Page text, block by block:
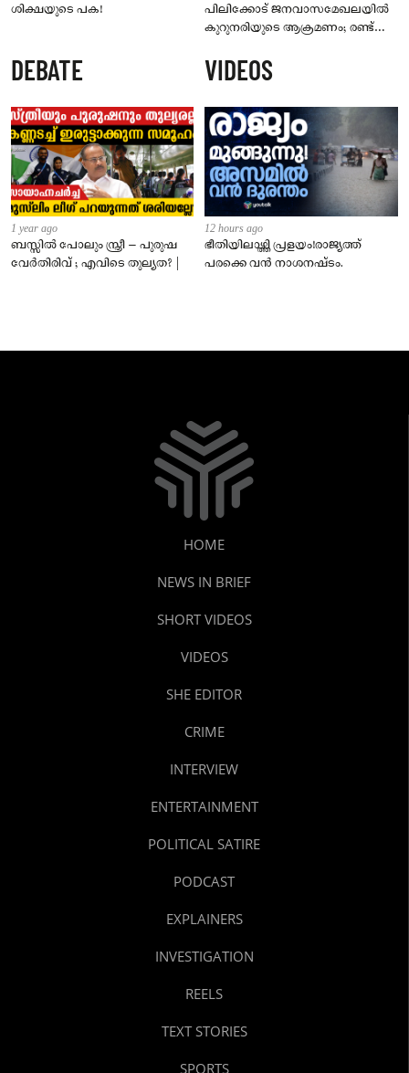
ശിക്ഷയുടെ പക!
പിലിക്കോട് ജനവാസമേഖലയിൽ
കുറുനരിയുടെ ആക്രമണം; രണ്ട്
നിർദേശം നൽകി പഞ്ചായത്ത്
DEBATE
1 year ago
ബസ്സിൽ പോലും സ്ത്രീ – പുരുഷ
വേർതിരിവ് ; എവിടെ തുല്യത? |
VIDEOS
12 hours ago
ഭീതിയിലാഴ്ത്തി പ്രളയം!രാജ്യത്ത്
പരക്കെ വൻ നാശനഷ്ടം.
HOME
NEWS IN BRIEF
SHORT VIDEOS
VIDEOS
SHE EDITOR
CRIME
INTERVIEW
ENTERTAINMENT
POLITICAL SATIRE
PODCAST
EXPLAINERS
INVESTIGATION
REELS
TEXT STORIES
SPORTS